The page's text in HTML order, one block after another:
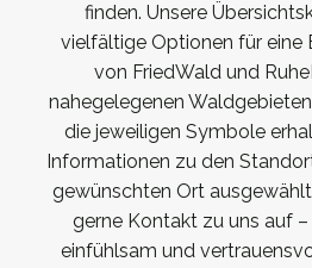
finden. Unsere
vielfältige Optionen für eine
von FriedWald und
nahegelegenen
die jeweiligen Symbole
Informationen zu den
gewünschten Ort
gerne Kontakt zu uns auf
einfühlsam und